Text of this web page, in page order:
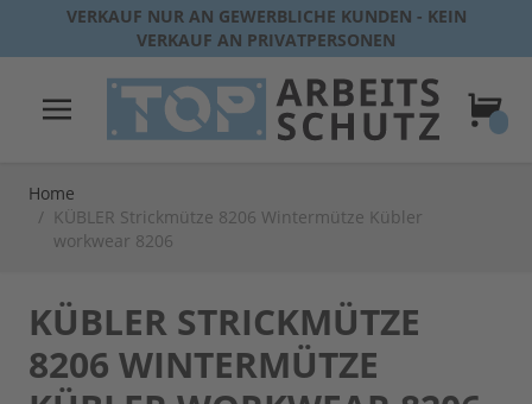
Direkt zum Inhalt
VERKAUF NUR AN GEWERBLICHE KUNDEN - KEIN
VERKAUF AN PRIVATPERSONEN
Home
/ KÜBLER Strickmütze 8206 Wintermütze Kübler
workwear 8206
KÜBLER STRICKMÜTZE
8206 WINTERMÜTZE